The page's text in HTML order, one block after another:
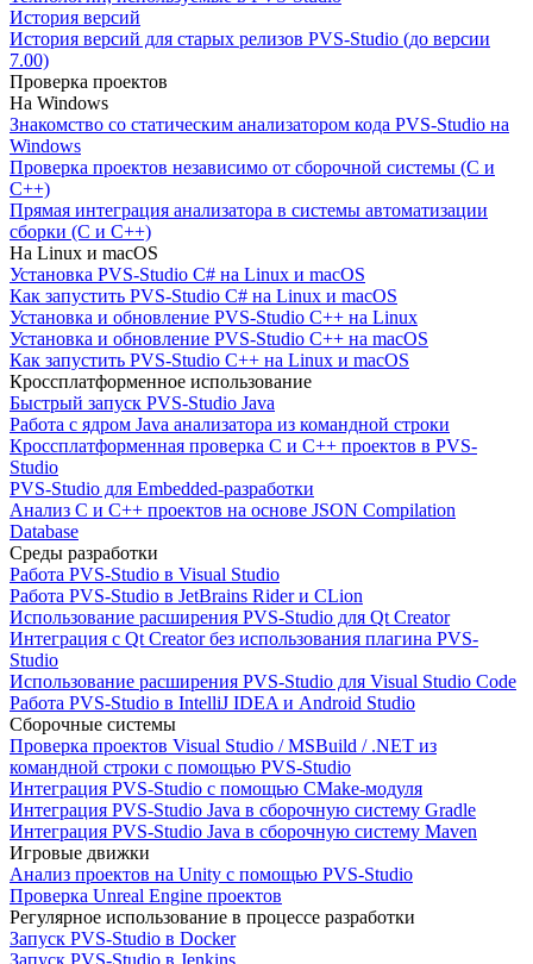
История версий
История версий для старых релизов PVS-Studio (до версии
7.00)
Проверка проектов
На Windows
Знакомство со статическим анализатором кода PVS-Studio на
Windows
Проверка проектов независимо от сборочной системы (C и
C++)
Прямая интеграция анализатора в системы автоматизации
сборки (C и C++)
На Linux и macOS
Установка PVS-Studio C# на Linux и macOS
Как запустить PVS-Studio C# на Linux и macOS
Установка и обновление PVS-Studio C++ на Linux
Установка и обновление PVS-Studio C++ на macOS
Как запустить PVS-Studio C++ на Linux и macOS
Кроссплатформенное использование
Быстрый запуск PVS-Studio Java
Работа с ядром Java анализатора из командной строки
Кроссплатформенная проверка C и C++ проектов в PVS-
Studio
PVS-Studio для Embedded-разработки
Анализ C и C++ проектов на основе JSON Compilation
Database
Среды разработки
Работа PVS-Studio в Visual Studio
Работа PVS-Studio в JetBrains Rider и CLion
Использование расширения PVS-Studio для Qt Creator
Интеграция с Qt Creator без использования плагина PVS-
Studio
Использование расширения PVS-Studio для Visual Studio Code
Работа PVS-Studio в IntelliJ IDEA и Android Studio
Сборочные системы
Проверка проектов Visual Studio / MSBuild / .NET из
командной строки с помощью PVS-Studio
Интеграция PVS-Studio с помощью CMake-модуля
Интеграция PVS-Studio Java в сборочную систему Gradle
Интеграция PVS-Studio Java в сборочную систему Maven
Игровые движки
Анализ проектов на Unity с помощью PVS-Studio
Проверка Unreal Engine проектов
Регулярное использование в процессе разработки
Запуск PVS-Studio в Docker
Запуск PVS-Studio в Jenkins